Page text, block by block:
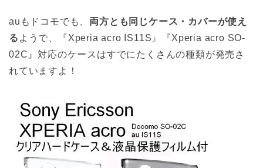
auもドコモでも、 両方とも同じケース・カバーが使え
る ようで、『Xperia acro IS11S』『Xperia acro SO-
02C』対応のケースはすでにたくさんの種類が発売さ
れていますよ！